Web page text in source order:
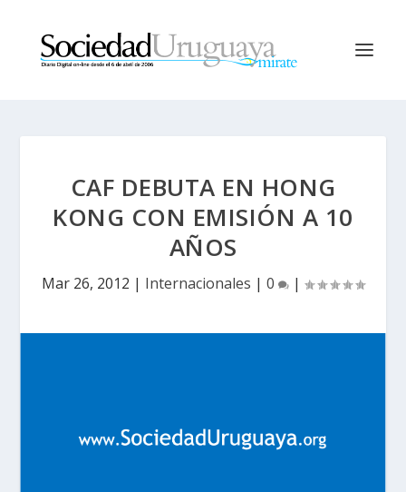
CAF DEBUTA EN HONG
KONG CON EMISIÓN A 10
AÑOS
Mar 26, 2012 | Internacionales | 0 |